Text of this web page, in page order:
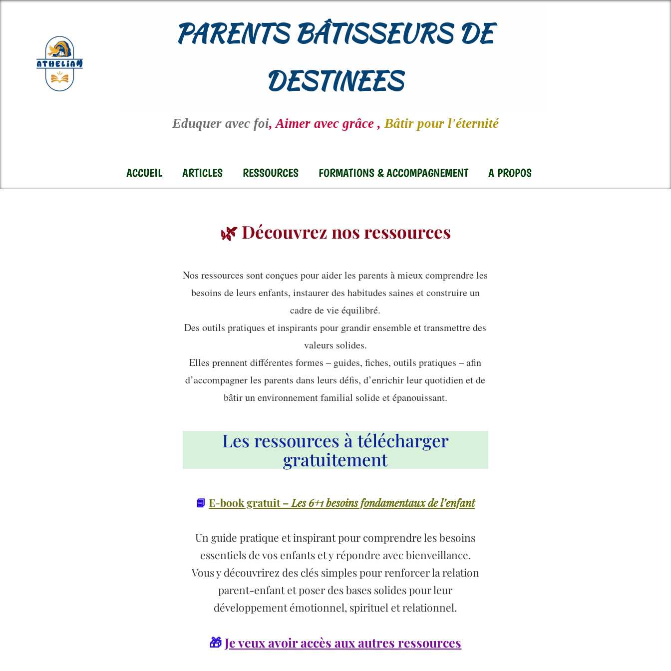
PARENTS BÂTISSEURS DE
DESTINEES
Eduquer avec foi, Aimer avec grâce ,Bâtir pour l'éternité
ACCUEIL ARTICLES RESSOURCES FORMATIONS & ACCOMPAGNEMENT A PROPOS
🌿 Découvrez nos ressources
Nos ressources sont conçues pour aider les parents à mieux comprendre les
besoins de leurs enfants, instaurer des habitudes saines et construire un
cadre de vie équilibré.
Des outils pratiques et inspirants pour grandir ensemble et transmettre des
valeurs solides.
Elles prennent différentes formes – guides, fiches, outils pratiques – afin
d’accompagner les parents dans leurs défis, d’enrichir leur quotidien et de
bâtir un environnement familial solide et épanouissant.
Les ressources à télécharger
gratuitement
📘 E-book gratuit –Les 6+1 besoins fondamentaux de l’enfant
Un guide pratique et inspirant pour comprendre les besoins
essentiels de vos enfants et y répondre avec bienveillance.
Vous y découvrirez des clés simples pour renforcer la relation
parent-enfant et poser des bases solides pour leur
développement émotionnel, spirituel et relationnel.
🎁Je veux avoir accès aux autres ressources